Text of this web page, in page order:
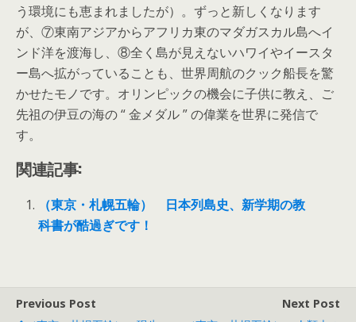
う環境にも恵まれましたが）。ずっと新しくなります
が、⑦東南アジアからアフリカ東のマダガスカル島へイ
ンド洋を渡海し、⑧全く島が見えないハワイやイースタ
ー島へ拡がっていることも、世界周航のクック船長を驚
かせたモノです。オリンピックの機会に子供に教え、ご
先祖の伊豆の海の “ 金メダル ” の偉業を世界に発信で
す。
関連記事:
（東京・札幌五輪） 日本列島史、新学期の教
科書が酷過ぎです！
Previous Post
Next Post